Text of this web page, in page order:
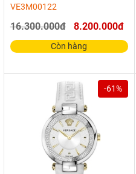
VE3M00122
16.300.000đ 8.200.000đ
Còn hàng
-61%